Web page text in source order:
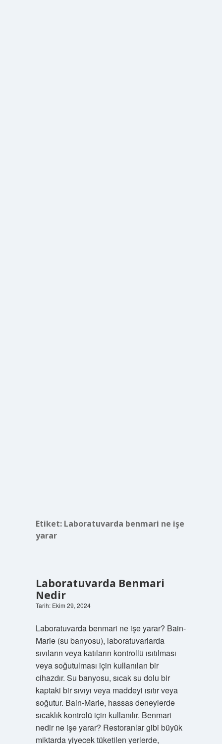
Etiket: Laboratuvarda benmari ne işe
yarar
Laboratuvarda Benmari
Nedir
Tarih: Ekim 29, 2024
Laboratuvarda benmari ne işe yarar? Bain-
Marie (su banyosu), laboratuvarlarda
sıvıların veya katıların kontrollü ısıtılması
veya soğutulması için kullanılan bir
cihazdır. Su banyosu, sıcak su dolu bir
kaptaki bir sıvıyı veya maddeyi ısıtır veya
soğutur. Bain-Marie, hassas deneylerde
sıcaklık kontrolü için kullanılır. Benmari
nedir ne işe yarar? Restoranlar gibi büyük
miktarda yiyecek tüketilen yerlerde,